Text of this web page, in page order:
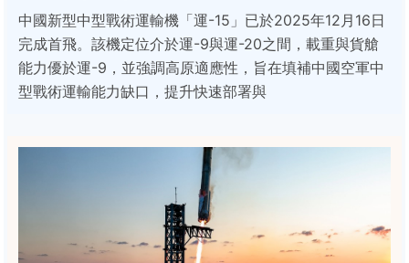
中國新型中型戰術運輸機「運-15」已於2025年12月16日
完成首飛。該機定位介於運-9與運-20之間，載重與貨艙
能力優於運-9，並強調高原適應性，旨在填補中國空軍中
型戰術運輸能力缺口，提升快速部署與